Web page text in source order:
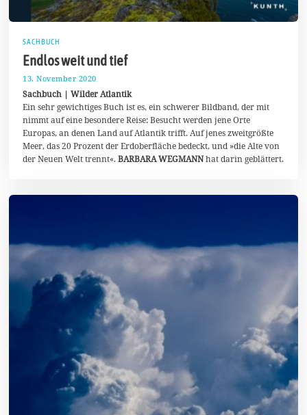
SACHBUCH
Endlos weit und tief
13. November 2020
.
M
ä
r
2
0
Sachbuch | Wilder Atlantik
Ein sehr gewichtiges Buch ist es, ein schwerer Bildband, der mit
nimmt auf eine besondere Reise: Besucht werden jene Orte
Europas, an denen Land auf Atlantik trifft. Auf jenes zweitgrößte
Meer, das 20 Prozent der Erdoberfläche bedeckt, und »die Alte von
der Neuen Welt trennt«.BARBARA WEGMANNhat darin geblättert.